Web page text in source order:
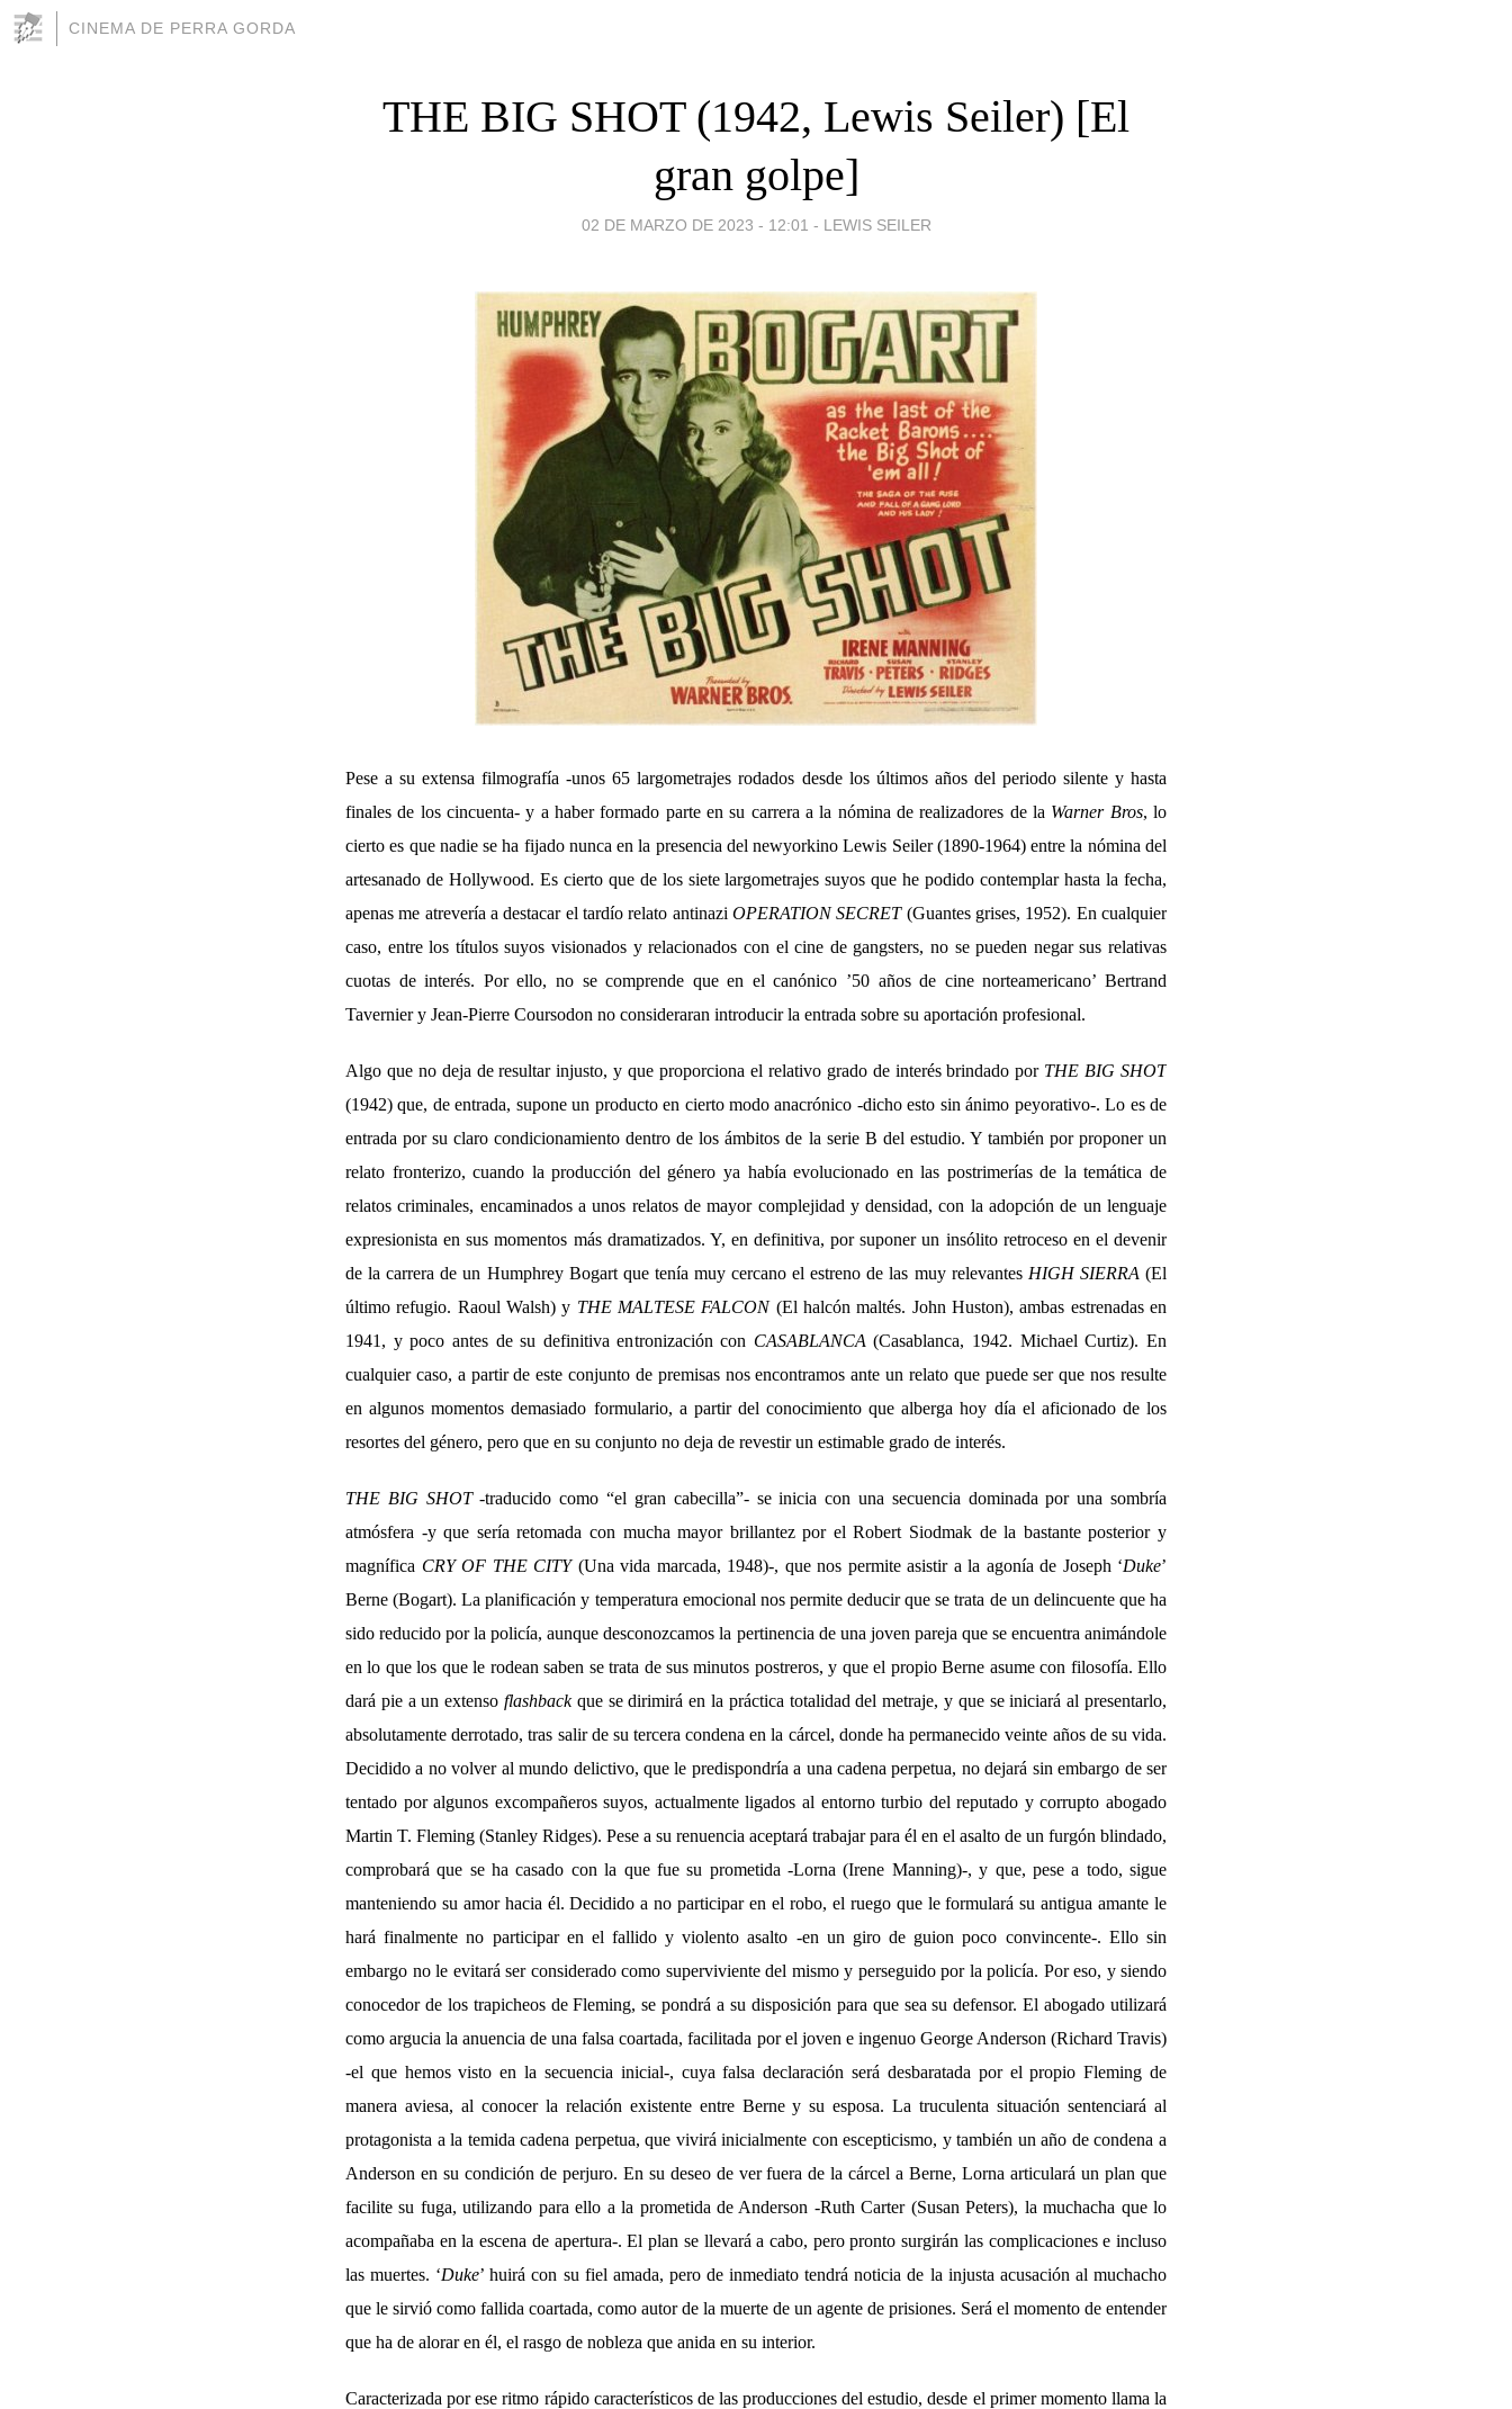
CINEMA DE PERRA GORDA
THE BIG SHOT (1942, Lewis Seiler) [El
gran golpe]
02 DE MARZO DE 2023 - 12:01 - LEWIS SEILER
Pese a su extensa filmografía -unos 65 largometrajes rodados desde los últimos años del periodo silente y hasta
finales de los cincuenta- y a haber formado parte en su carrera a la nómina de realizadores de la Warner Bros, lo
cierto es que nadie se ha fijado nunca en la presencia del newyorkino Lewis Seiler (1890-1964) entre la nómina del
artesanado de Hollywood. Es cierto que de los siete largometrajes suyos que he podido contemplar hasta la fecha,
apenas me atrevería a destacar el tardío relato antinazi OPERATION SECRET(Guantes grises, 1952). En cualquier
caso, entre los títulos suyos visionados y relacionados con el cine de gangsters, no se pueden negar sus relativas
cuotas de interés. Por ello, no se comprende que en el canónico ’50 años de cine norteamericano’ Bertrand
Tavernier y Jean-Pierre Coursodon no consideraran introducir la entrada sobre su aportación profesional.
Algo que no deja de resultar injusto, y que proporciona el relativo grado de interés brindado por THE BIG SHOT
(1942) que, de entrada, supone un producto en cierto modo anacrónico -dicho esto sin ánimo peyorativo-. Lo es de
entrada por su claro condicionamiento dentro de los ámbitos de la serie B del estudio. Y también por proponer un
relato fronterizo, cuando la producción del género ya había evolucionado en las postrimerías de la temática de
relatos criminales, encaminados a unos relatos de mayor complejidad y densidad, con la adopción de un lenguaje
expresionista en sus momentos más dramatizados. Y, en definitiva, por suponer un insólito retroceso en el devenir
de la carrera de un Humphrey Bogart que tenía muy cercano el estreno de las muy relevantes HIGH SIERRA (El
último refugio. Raoul Walsh) y THE MALTESE FALCON(El halcón maltés. John Huston), ambas estrenadas en
1941, y poco antes de su definitiva entronización con CASABLANCA (Casablanca, 1942. Michael Curtiz). En
cualquier caso, a partir de este conjunto de premisas nos encontramos ante un relato que puede ser que nos resulte
en algunos momentos demasiado formulario, a partir del conocimiento que alberga hoy día el aficionado de los
resortes del género, pero que en su conjunto no deja de revestir un estimable grado de interés.
THE BIG SHOT-traducido como “el gran cabecilla”- se inicia con una secuencia dominada por una sombría
atmósfera -y que sería retomada con mucha mayor brillantez por el Robert Siodmak de la bastante posterior y
magnífica CRY OF THE CITY(Una vida marcada, 1948)-, que nos permite asistir a la agonía de Joseph ‘Duke’
Berne (Bogart). La planificación y temperatura emocional nos permite deducir que se trata de un delincuente que ha
sido reducido por la policía, aunque desconozcamos la pertinencia de una joven pareja que se encuentra animándole
en lo que los que le rodean saben se trata de sus minutos postreros, y que el propio Berne asume con filosofía. Ello
dará pie a un extenso flashback que se dirimirá en la práctica totalidad del metraje, y que se iniciará al presentarlo,
absolutamente derrotado, tras salir de su tercera condena en la cárcel, donde ha permanecido veinte años de su vida.
Decidido a no volver al mundo delictivo, que le predispondría a una cadena perpetua, no dejará sin embargo de ser
tentado por algunos excompañeros suyos, actualmente ligados al entorno turbio del reputado y corrupto abogado
Martin T. Fleming (Stanley Ridges). Pese a su renuencia aceptará trabajar para él en el asalto de un furgón blindado,
comprobará que se ha casado con la que fue su prometida -Lorna (Irene Manning)-, y que, pese a todo, sigue
manteniendo su amor hacia él. Decidido a no participar en el robo, el ruego que le formulará su antigua amante le
hará finalmente no participar en el fallido y violento asalto -en un giro de guion poco convincente-. Ello sin
embargo no le evitará ser considerado como superviviente del mismo y perseguido por la policía. Por eso, y siendo
conocedor de los trapicheos de Fleming, se pondrá a su disposición para que sea su defensor. El abogado utilizará
como argucia la anuencia de una falsa coartada, facilitada por el joven e ingenuo George Anderson (Richard Travis)
-el que hemos visto en la secuencia inicial-, cuya falsa declaración será desbaratada por el propio Fleming de
manera aviesa, al conocer la relación existente entre Berne y su esposa. La truculenta situación sentenciará al
protagonista a la temida cadena perpetua, que vivirá inicialmente con escepticismo, y también un año de condena a
Anderson en su condición de perjuro. En su deseo de ver fuera de la cárcel a Berne, Lorna articulará un plan que
facilite su fuga, utilizando para ello a la prometida de Anderson -Ruth Carter (Susan Peters), la muchacha que lo
acompañaba en la escena de apertura-. El plan se llevará a cabo, pero pronto surgirán las complicaciones e incluso
las muertes. ‘Duke’ huirá con su fiel amada, pero de inmediato tendrá noticia de la injusta acusación al muchacho
que le sirvió como fallida coartada, como autor de la muerte de un agente de prisiones. Será el momento de entender
que ha de alorar en él, el rasgo de nobleza que anida en su interior.
Caracterizada por ese ritmo rápido característicos de las producciones del estudio, desde el primer momento llama la